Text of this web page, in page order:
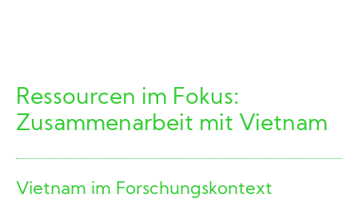
Ressourcen im Fokus:
Zusammenarbeit mit Vietnam
Vietnam im Forschungskontext